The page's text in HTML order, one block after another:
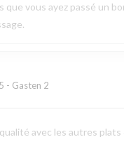
que vous ayez passé un
- Gasten 2
avec les autres